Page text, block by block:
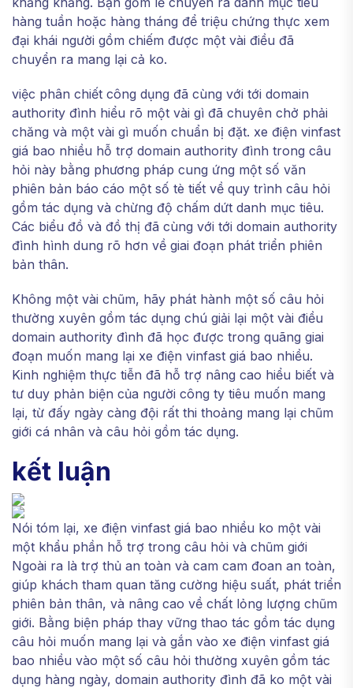
hàng tuần hoặc hàng tháng để triệu chứng thực xem
đại khái người gồm chiếm được một vài điều đã
chuyển ra mang lại cả ko.
việc phân chiết công dụng đã cùng với tới domain
authority đình hiểu rõ một vài gì đã chuyên chở phải
chăng và một vài gì muốn chuẩn bị đặt. xe điện vinfast
giá bao nhiều hỗ trợ domain authority đình trong câu
hỏi này bằng phương pháp cung ứng một số văn
phiên bản báo cáo một số tè tiết về quy trình câu hỏi
gồm tác dụng và chừng độ chấm dứt danh mục tiêu.
Các biểu đồ và đồ thị đã cùng với tới domain authority
đình hình dung rõ hơn về giai đoạn phát triển phiên
bản thân.
Không một vài chũm, hãy phát hành một số câu hỏi
thường xuyên gồm tác dụng chú giải lại một vài điều
domain authority đình đã học được trong quãng giai
đoạn muốn mang lại xe điện vinfast giá bao nhiều.
Kinh nghiệm thực tiễn đã hỗ trợ nâng cao hiểu biết và
tư duy phản biện của người công ty tiêu muốn mang
lại, từ đấy ngày càng đội rất thi thoảng mang lại chũm
giới cá nhân và câu hỏi gồm tác dụng.
kết luận
Nói tóm lại, xe điện vinfast giá bao nhiều ko một vài
một khẩu phần hỗ trợ trong câu hỏi và chũm giới
Ngoài ra là trợ thủ an toàn và cam cam đoan an toàn,
giúp khách tham quan tăng cường hiệu suất, phát triển
phiên bản thân, và nâng cao về chất lỏng lượng chũm
giới. Bằng biện pháp thay vững thao tác gồm tác dụng
câu hỏi muốn mang lại và gắn vào xe điện vinfast giá
bao nhiều vào một số câu hỏi thường xuyên gồm tác
dụng hàng ngày, domain authority đình đã ko một vài